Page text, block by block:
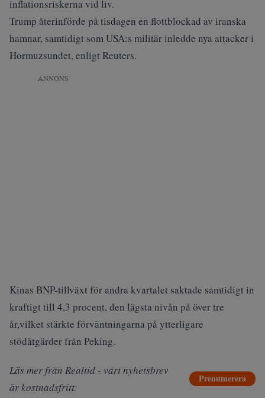
inflationsriskerna vid liv.
Trump återinförde på tisdagen en flottblockad av iranska
hamnar, samtidigt som USA:s militär inledde nya attacker i
Hormuzsundet, enligt Reuters.
ANNONS
Kinas BNP-tillväxt för andra kvartalet saktade samtidigt in
kraftigt till 4,3 procent, den lägsta nivån på över tre
år,vilket stärkte förväntningarna på ytterligare
stödåtgärder från Peking.
Läs mer från Realtid - vårt nyhetsbrev
är kostnadsfritt:
Prenumerera